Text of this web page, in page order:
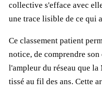
collective s'efface avec
une trace lisible de ce qui
Ce classement patient
notice, de comprendre
l'ampleur du réseau que
tissé au fil des ans. Cette